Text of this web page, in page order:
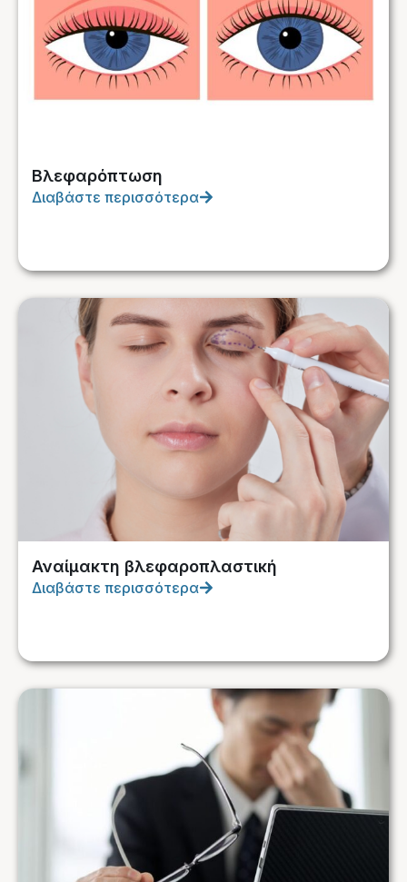
Βλεφαρόπτωση
Διαβάστε περισσότερα
Αναίμακτη βλεφαροπλαστική
Διαβάστε περισσότερα